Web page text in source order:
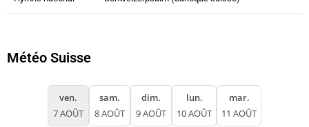
Météo Suisse
ven.
7 AOÛT
sam.
8 AOÛT
dim.
9 AOÛT
lun.
10 AOÛT
mar.
11 AOÛT